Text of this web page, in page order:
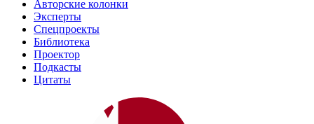
Авторские колонки
Эксперты
Спецпроекты
Библиотека
Проектор
Подкасты
Цитаты